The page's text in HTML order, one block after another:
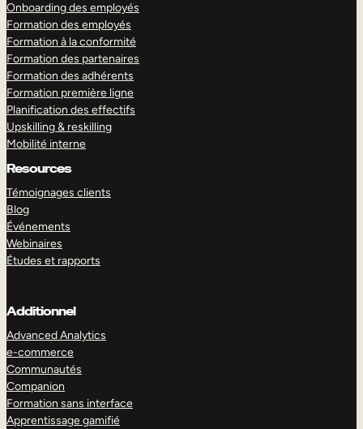
Onboarding des employés
Formation des employés
Formation à la conformité
Formation des partenaires
Formation des adhérents
Formation première ligne
Planification des effectifs
Upskilling & reskilling
Mobilité interne
Resources
Témoignages clients
Blog
Événements
Webinaires
Études et rapports
Additionnel
Advanced Analytics
e-commerce
Communautés
Companion
Formation sans interface
Apprentissage gamifié